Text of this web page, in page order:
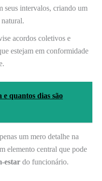
seus intervalos, criando um
acordos coletivos e
estejam em conformidade
quantos dias são
um mero detalhe na
elemento central que pode
estar do funcionário.